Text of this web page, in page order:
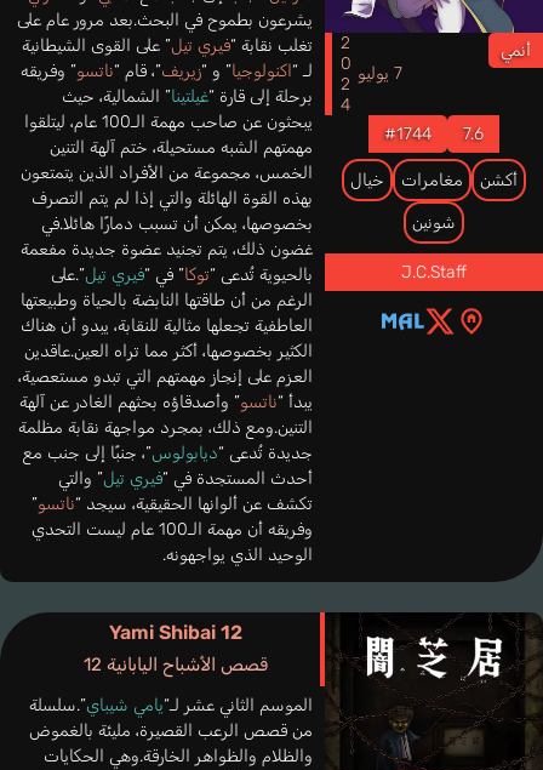
أنمي
7 يوليو
2024
7.6
#1744
أكشن مغامرات خيال
شونين
J.C.Staff
يشرعون بطموح في البحث.بعد مرور عام على
تغلب نقابة “فيري تيل” على القوى الشيطانية
لـ “اكنولوجيا” و “زيريف”، قام “ناتسو” وفريقه
برحلة إلى قارة “غيلتينا” الشمالية، حيث
يبحثون عن صاحب مهمة الـ100 عام، ليتلقوا
مهمتهم الشبه مستحيلة، ختم آلهة التنين
الخمس، مجموعة من الأفراد الذين يتمتعون
بهذه القوة الهائلة والتي إذا لم يتم التصرف
بخصوصها، يمكن أن تسبب دمارًا هائلا.في
غضون ذلك، يتم تجنيد عضوة جديدة مفعمة
بالحيوية تُدعى “توكا” في “فيري تيل”.على
الرغم من أن طاقتها النابضة بالحياة وطبيعتها
العاطفية تجعلها مثالية للنقابة، يبدو أن هناك
الكثير بخصوصها، أكثر مما تراه العين.عاقدين
العزم على إنجاز مهمتهم التي تبدو مستعصية،
يبدأ “ناتسو” وأصدقاؤه بحثهم الغادر عن آلهة
التنين.ومع ذلك، بمجرد مواجهة نقابة مظلمة
جديدة تُدعى “ديابولوس”، جنبًا إلى جنب مع
أحدث المستجدة في “فيري تيل” والتي
تكشف عن ألوانها الحقيقية، سيجد “ناتسو”
وفريقه أن مهمة الـ100 عام ليست التحدي
الوحيد الذي يواجهونه.
Yami Shibai 12
قصص الأشباح اليابانية 12
الموسم الثاني عشر لـ“يامي شيباي”.سلسلة
من قصص الرعب القصيرة، مليئة بالغموض
والظلام والظواهر الخارقة.وهي الحكايات